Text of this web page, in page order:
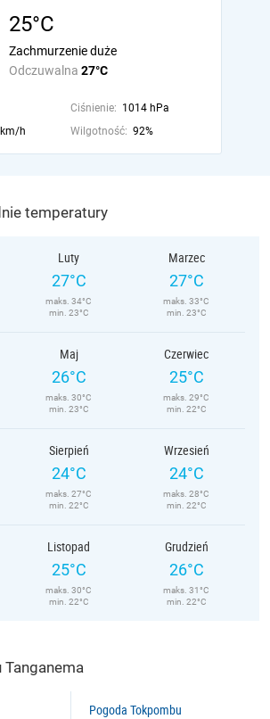
25°C
Odczuwalna 27°C
Zachmurzenie duże
Ciśnienie: 1014 hPa
h Wilgotność: 92%
temperatury
Luty
27°C
maks. 34°C
min. 23°C
Marzec
27°C
maks. 33°C
min. 23°C
Maj
26°C
maks. 30°C
min. 23°C
Czerwiec
25°C
maks. 29°C
min. 22°C
Sierpień
24°C
maks. 27°C
min. 22°C
Wrzesień
24°C
maks. 28°C
min. 22°C
Listopad
25°C
maks. 30°C
min. 22°C
Grudzień
26°C
maks. 31°C
min. 22°C
Pogoda Tokpombu